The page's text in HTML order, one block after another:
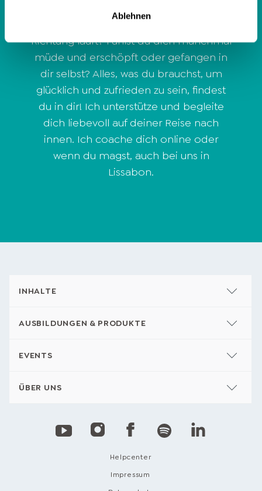
Ablehnen
Richtung läuft? Fühlst du dich manchmal
müde und erschöpft oder gefangen in
dir selbst? Alles, was du brauchst, um
glücklich und zufrieden zu sein, findest
du in dir! Ich unterstütze und begleite
dich liebevoll auf deiner Reise nach
innen. Ich coache dich online oder
wenn du magst, auch bei uns in
Lissabon.
INHALTE
AUSBILDUNGEN & PRODUKTE
EVENTS
ÜBER UNS
Helpcenter
Impressum